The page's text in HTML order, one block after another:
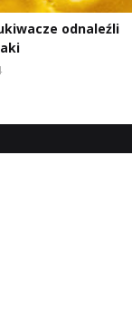
odnaleźli